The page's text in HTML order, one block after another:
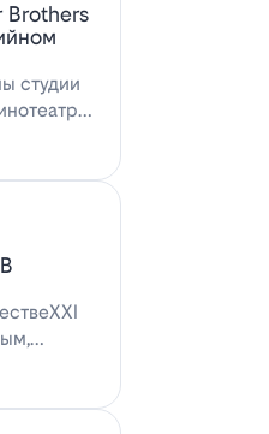
Brothers
студии
лучшими